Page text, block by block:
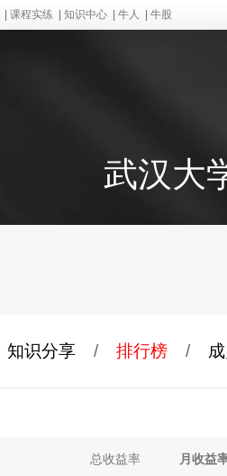
课程实练 知识中心 牛人 牛股
武汉大
知识分享 / 排行榜 /
总收益率 月收益